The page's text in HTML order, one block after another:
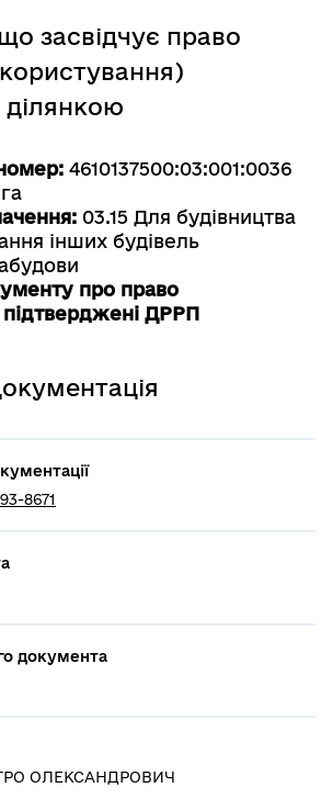
засвідчує право
4610137500:03:001:0036
03.15 Для будівництва
інших будівель
про право
підтверджені ДРРП
8671
документа
ОЛЕКСАНДРОВИЧ